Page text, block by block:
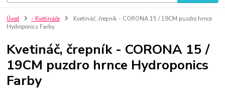
Úvod - Kvetináče
Kvetináč, črepník - CORONA 15 / 19CM puzdro hrnce
Hydroponics Farby
Kvetináč, črepník - CORONA 15 /
19CM puzdro hrnce Hydroponics
Farby